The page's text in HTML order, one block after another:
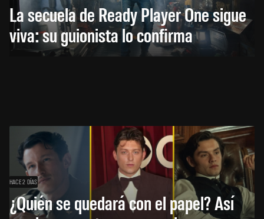
La secuela de Ready Player One sigue
viva: su guionista lo confirma
HACE 2 DÍAS
¿Quién se quedará con el papel? Así